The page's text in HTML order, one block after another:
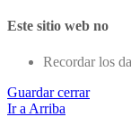
Este sitio web no
Recordar los
Guardar cerrar
Ir a Arriba